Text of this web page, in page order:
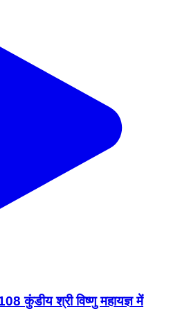
कुंडीय श्री विष्णु महायज्ञ में